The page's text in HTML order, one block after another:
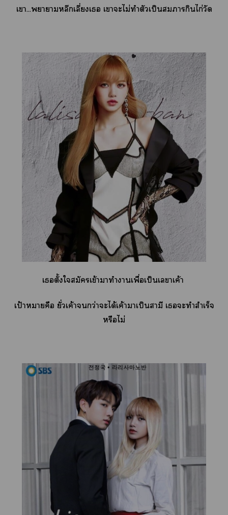
เา...าาหลีกเลี่ยงเ เาะไม่ทำตัวเป็นากินไก่วัด
เตั้งใสมัครเข้ามาทำาเพื่อเป็นเาเค้า
เป้าหมายคือ ยั่วเค้ากว่าะได้เค้าาเป็นสามี เะทำสำเร็จ
หรือไม่